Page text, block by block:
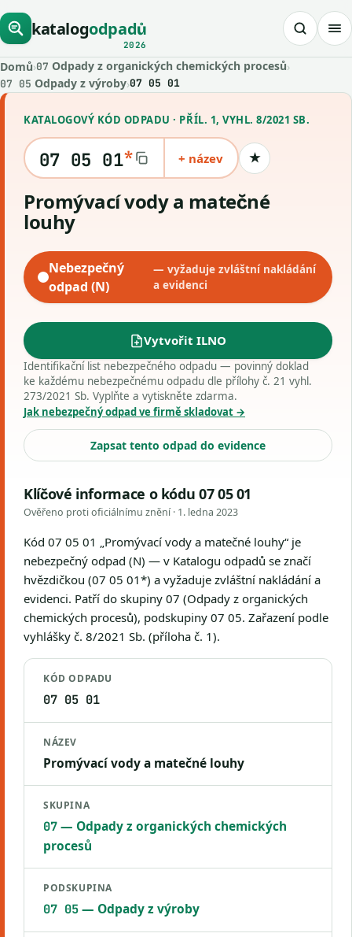
katalogodpadů
2026
Domů›07 Odpady z organických chemických procesů›
07 05 Odpady z výroby›07 05 01
KATALOGOVÝ KÓD ODPADU · PŘÍL. 1, VYHL. 8/2021 SB.
07 05 01* + název ★Uložit kód
Promývací vody a matečné
louhy
Nebezpečný
odpad (N)
— vyžaduje zvláštní nakládání
a evidenci
Vytvořit ILNO
Identifikační list nebezpečného odpadu — povinný doklad
ke každému nebezpečnému odpadu dle přílohy č. 21 vyhl.
273/2021 Sb. Vyplňte a vytiskněte zdarma.
Jak nebezpečný odpad ve firmě skladovat →
Zapsat tento odpad do evidence
Klíčové informace o kódu 07 05 01
Ověřeno proti oficiálnímu znění · 1. ledna 2023
Kód 07 05 01 „Promývací vody a matečné louhy“ je
nebezpečný odpad (N) — v Katalogu odpadů se značí
hvězdičkou (07 05 01*) a vyžaduje zvláštní nakládání a
evidenci. Patří do skupiny 07 (Odpady z organických
chemických procesů), podskupiny 07 05. Zařazení podle
vyhlášky č. 8/2021 Sb. (příloha č. 1).
KÓD ODPADU
07 05 01
NÁZEV
Promývací vody a matečné louhy
SKUPINA
07— Odpady z organických chemických
procesů
PODSKUPINA
07 05— Odpady z výroby